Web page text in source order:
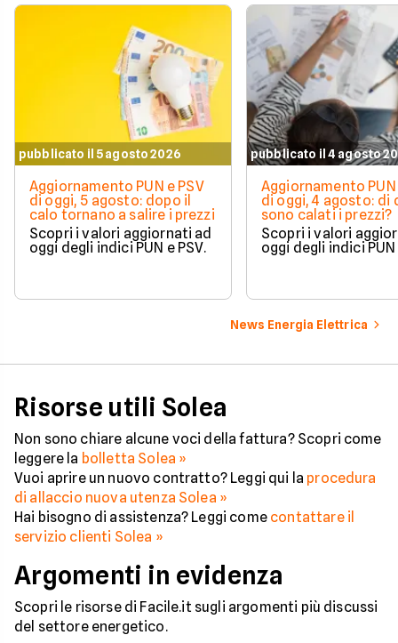
pubblicato il 5 agosto 2026
Aggiornamento PUN e PSV
di oggi, 5 agosto: dopo il
calo tornano a salire i prezzi
Scopri i valori aggiornati ad
oggi degli indici PUN e PSV.
pubblicato il 4 agosto
Aggiornamento PUN
di oggi, 4 agosto: di
sono calati i prezzi?
Scopri i valori
oggi degli indici PUN
News Energia Elettrica
Risorse utili Solea
Non sono chiare alcune voci della fattura? Scopri come
leggere la bolletta Solea »
Vuoi aprire un nuovo contratto? Leggi qui la procedura
di allaccio nuova utenza Solea »
Hai bisogno di assistenza? Leggi come contattare il
servizio clienti Solea »
Argomenti in evidenza
Scopri le risorse di Facile.it sugli argomenti più discussi
del settore energetico.